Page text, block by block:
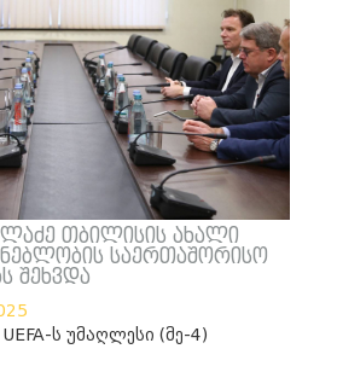
თბილისის ახალი
საერთაშორისო
შეხვდა
ს უმაღლესი (მე-4)